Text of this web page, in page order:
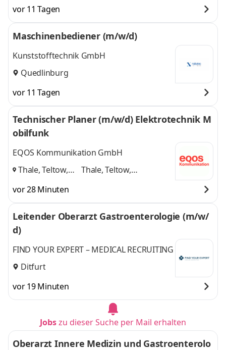
vor 11 Tagen
Maschinenbediener (m/w/d)
Kunststofftechnik GmbH
Quedlinburg
vor 11 Tagen
Technischer Planer (m/w/d) Elektrotechnik M
obilfunk
EQOS Kommunikation GmbH
Thale, Teltow,
Thale, Teltow,
vor 28 Minuten
Leitender Oberarzt Gastroenterologie (m/w/
d)
FIND YOUR EXPERT – MEDICAL RECRUITING
Ditfurt
vor 19 Minuten
Jobszu dieser Suche per Mail erhalten
Oberarzt Innere Medizin und Gastroenterolo